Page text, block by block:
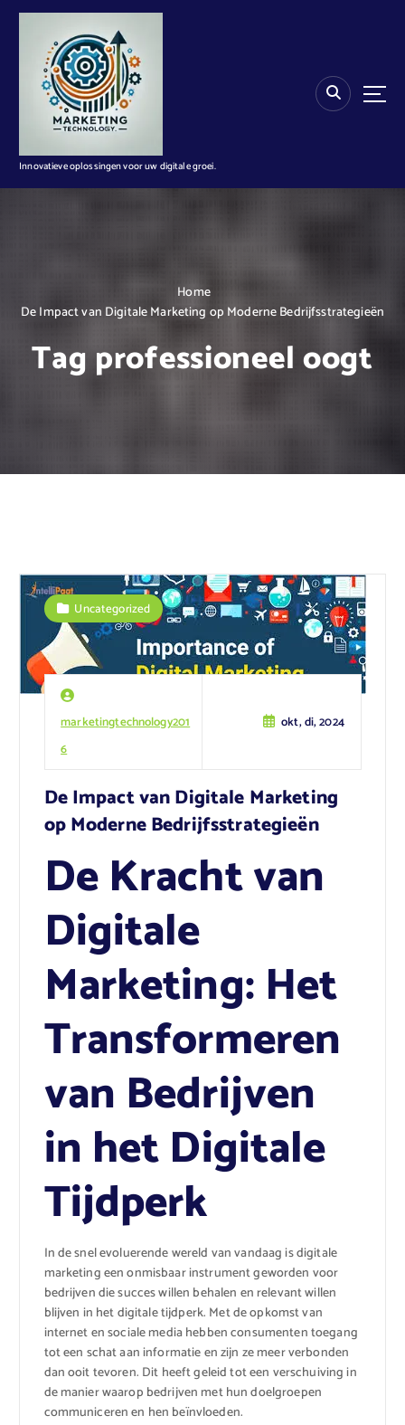
n
Innovatieve oplossingen voor uw digitale groei.
Home
De Impact van Digitale Marketing op Moderne Bedrijfsstrategieën
Tag professioneel oogt
marketingtechnology201
6
okt, di, 2024
Uncategorized
De Impact van Digitale Marketing
op Moderne Bedrijfsstrategieën
De Kracht van
Digitale
Marketing: Het
Transformeren
van Bedrijven
in het Digitale
Tijdperk
In de snel evoluerende wereld van vandaag is digitale
marketing een onmisbaar instrument geworden voor
bedrijven die succes willen behalen en relevant willen
blijven in het digitale tijdperk. Met de opkomst van
internet en sociale media hebben consumenten toegang
tot een schat aan informatie en zijn ze meer verbonden
dan ooit tevoren. Dit heeft geleid tot een verschuiving in
de manier waarop bedrijven met hun doelgroepen
communiceren en hen beïnvloeden.